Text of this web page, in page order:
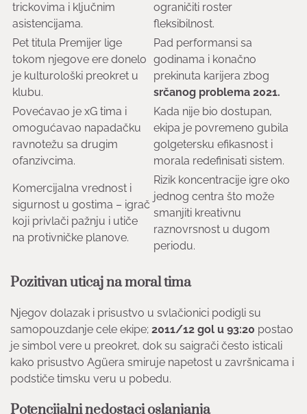
trickovima i ključnim
asistencijama.
ograničiti roster
fleksibilnost.
Pet titula Premijer lige
tokom njegove ere donelo
je kulturološki preokret u
klubu.
Pad performansi sa
godinama i konačno
prekinuta karijera zbog
srčanog problema 2021.
Povećavao je xG tima i
omogućavao napadačku
ravnotežu sa drugim
ofanzivcima.
Kada nije bio dostupan,
ekipa je povremeno gubila
golgetersku efikasnost i
morala redefinisati sistem.
Komercijalna vrednost i
sigurnost u gostima – igrač
koji privlači pažnju i utiče
na protivničke planove.
Rizik koncentracije igre oko
jednog centra što može
smanjiti kreativnu
raznovrsnost u dugom
periodu.
Pozitivan uticaj na moral tima
Njegov dolazak i prisustvo u svlačionici podigli su
samopouzdanje cele ekipe; 2011/12 gol u 93:20 postao
je simbol vere u preokret, dok su saigrači često isticali
kako prisustvo Agüera smiruje napetost u završnicama i
podstiče timsku veru u pobedu.
Potencijalni nedostaci oslanjanja